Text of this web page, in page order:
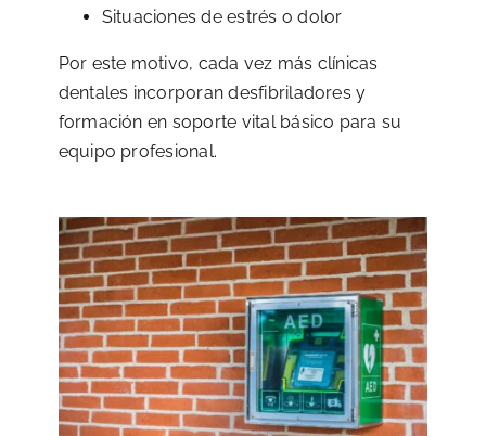
Situaciones de estrés o dolor
Por este motivo, cada vez más clínicas
dentales incorporan desfibriladores y
formación en soporte vital básico para su
equipo profesional.